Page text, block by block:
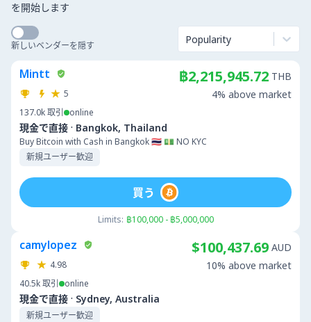
を開始します
新しいベンダーを隠す Popularity
Mintt
5
137.0k取引 online
現金で直接 · Bangkok, Thailand
Buy Bitcoin with Cash in Bangkok 🇹🇭 💵 NO KYC
新規ユーザー歓迎
฿2,215,945.72 THB
4% above market
Limits: ฿100,000 - ฿5,000,000
買う
camylopez
4.98
40.5k取引 online
現金で直接 · Sydney, Australia
新規ユーザー歓迎
$100,437.69 AUD
10% above market